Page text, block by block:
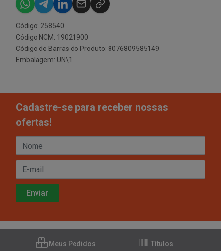
Código: 258540
Código NCM: 19021900
Código de Barras do Produto: 8076809585149
Embalagem: UN\1
Cadastre-se para receber nossas
ofertas!
Meus Pedidos Títulos